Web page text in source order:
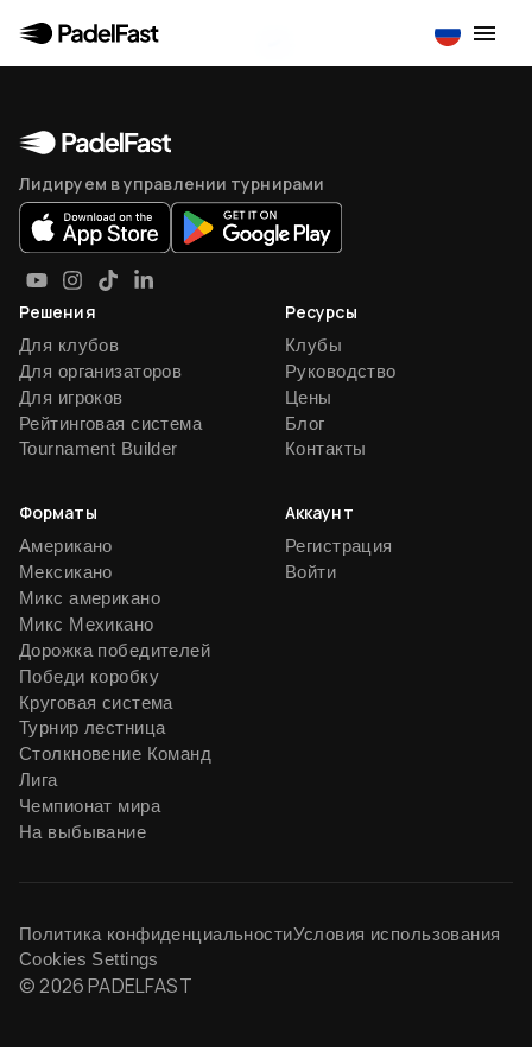
Лидируем в управлении турнирами
Решения
Для клубов
Для организаторов
Для игроков
Рейтинговая система
Tournament Builder
Ресурсы
Клубы
Руководство
Цены
Блог
Контакты
Форматы
Американо
Мексикано
Микс американо
Микс Мехикано
Дорожка победителей
Победи коробку
Круговая система
Турнир лестница
Столкновение Команд
Лига
Чемпионат мира
На выбывание
Аккаунт
Регистрация
Войти
© 2026 PADELFAST
Политика конфиденциальностиУсловия использования
Cookies Settings